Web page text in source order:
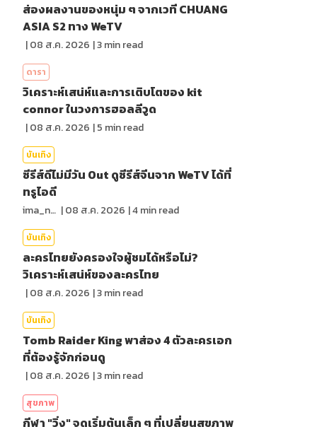
ส่องผลงานของหนุ่ม ๆ จากเวที CHUANG
ASIA S2 ทาง WeTV
|08 ส.ค. 2026 |3min read
ดารา
วิเคราะห์เสน่ห์และการเติบโตของ kit
connor ในวงการฮอลลีวูด
|08 ส.ค. 2026 |5 min read
บันเทิง
ซีรีส์ดีไม่มีวัน Out ดูซีรีส์จีนจาก WeTV ได้ที่
ทรูไอดี
ima_nan |08 ส.ค. 2026 |4min read
บันเทิง
ละครไทยยังครองใจผู้ชมได้หรือไม่?
วิเคราะห์เสน่ห์ของละครไทย
|08 ส.ค. 2026 |3min read
บันเทิง
Tomb Raider King พาส่อง 4 ตัวละครเอก
ที่ต้องรู้จักก่อนดู
|08 ส.ค. 2026 |3min read
สุขภาพ
กีฬา "วิ่ง" จุดเริ่มต้นเล็ก ๆ ที่เปลี่ยนสุขภาพ